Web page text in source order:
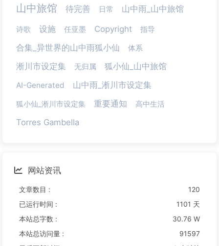
山中旅馆 待完善 日常 山中雨_山中旅馆
诗歌 设施 任亚墨 Copyright 指导
合集_异世界的山中雨狐小仙 体系
淅川市设定集 无归属 狐小仙_山中旅馆
AI-Generated 山中雨_淅川市设定集
狐小仙_淅川市设定集 重要通知 高中生活
Torres Gambella
网站资讯
文章数目 :
120
已运行时间 :
1101 天
本站总字数 :
30.76 W
本站总访问量 :
91597